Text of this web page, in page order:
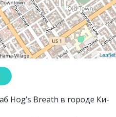
Leaflet
Hog’s Breath в городе Ки-